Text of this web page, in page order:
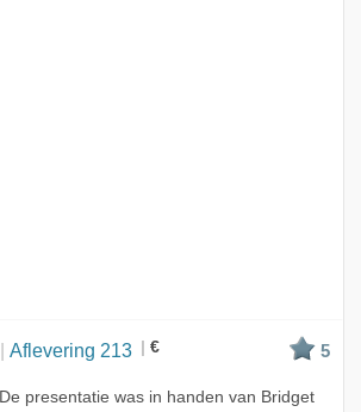
Aflevering 213 € 5
De presentatie was in handen van Bridget